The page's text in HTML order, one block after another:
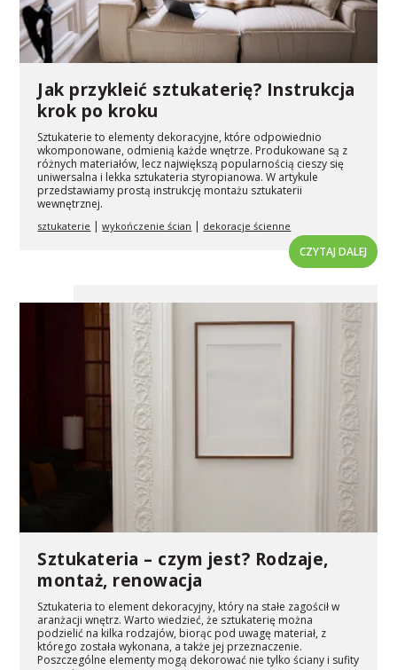
Jak przykleić sztukaterię? Instrukcja
krok po kroku
Sztukaterie to elementy dekoracyjne, które odpowiednio
wkomponowane, odmienią każde wnętrze. Produkowane są z
różnych materiałów, lecz największą popularnością cieszy się
uniwersalna i lekka sztukateria styropianowa. W artykule
przedstawiamy prostą instrukcję montażu sztukaterii
wewnętrznej.
sztukaterie |wykończenie ścian | dekoracje ścienne
CZYTAJ DALEJ
Sztukateria – czym jest? Rodzaje,
montaż, renowacja
Sztukateria to element dekoracyjny, który na stałe zagościł w
aranżacji wnętrz. Warto wiedzieć, że sztukaterię można
podzielić na kilka rodzajów, biorąc pod uwagę materiał, z
którego została wykonana, a także jej przeznaczenie.
Poszczególne elementy mogą dekorować nie tylko ściany i sufity